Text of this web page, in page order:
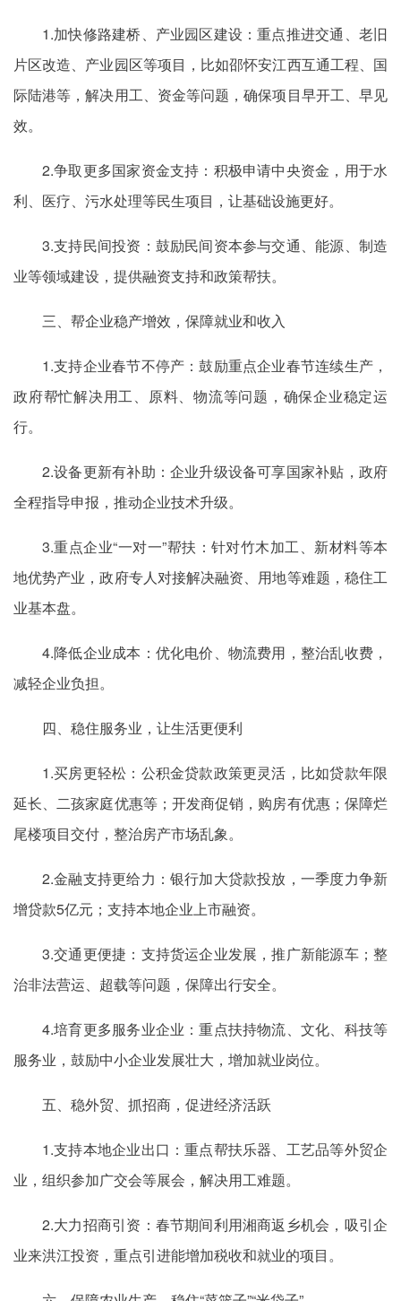
1.加快修路建桥、产业园区建设：重点推进交通、老旧
片区改造、产业园区等项目，比如邵怀安江西互通工程、国
际陆港等，解决用工、资金等问题，确保项目早开工、早见
效。
2.争取更多国家资金支持：积极申请中央资金，用于水
利、医疗、污水处理等民生项目，让基础设施更好。
3.支持民间投资：鼓励民间资本参与交通、能源、制造
业等领域建设，提供融资支持和政策帮扶。
三、帮企业稳产增效，保障就业和收入
1.支持企业春节不停产：鼓励重点企业春节连续生产，
政府帮忙解决用工、原料、物流等问题，确保企业稳定运
行。
2.设备更新有补助：企业升级设备可享国家补贴，政府
全程指导申报，推动企业技术升级。
3.重点企业“一对一”帮扶：针对竹木加工、新材料等本
地优势产业，政府专人对接解决融资、用地等难题，稳住工
业基本盘。
4.降低企业成本：优化电价、物流费用，整治乱收费，
减轻企业负担。
四、稳住服务业，让生活更便利
1.买房更轻松：公积金贷款政策更灵活，比如贷款年限
延长、二孩家庭优惠等；开发商促销，购房有优惠；保障烂
尾楼项目交付，整治房产市场乱象。
2.金融支持更给力：银行加大贷款投放，一季度力争新
增贷款5亿元；支持本地企业上市融资。
3.交通更便捷：支持货运企业发展，推广新能源车；整
治非法营运、超载等问题，保障出行安全。
4.培育更多服务业企业：重点扶持物流、文化、科技等
服务业，鼓励中小企业发展壮大，增加就业岗位。
五、稳外贸、抓招商，促进经济活跃
1.支持本地企业出口：重点帮扶乐器、工艺品等外贸企
业，组织参加广交会等展会，解决用工难题。
2.大力招商引资：春节期间利用湘商返乡机会，吸引企
业来洪江投资，重点引进能增加税收和就业的项目。